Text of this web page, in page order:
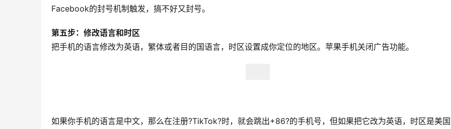
Facebook的封号机制触发，搞不好又封号。
第五步：修改语言和时区
把手机的语言修改为英语，繁体或者目的国语言，时区设置成你定位的地区。苹果手机关闭广告功能。
如果你手机的语言是中文，那么在注册?TikTok?时，就会跳出+86?的手机号，但如果把它改为英语，时区是美